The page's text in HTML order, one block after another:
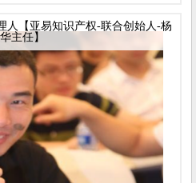
人【亚易知识产权-联合创始人-杨
主任】